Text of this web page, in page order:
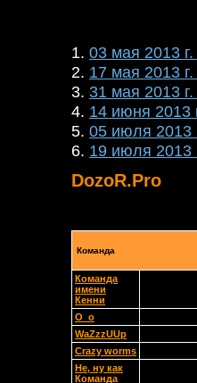
1. 03 мая 2013 г.
2. 17 мая 2013
3. 31 мая 2013
4. 14 июня 2013
5. 05 июля 2013
6. 19 июля 2013
DozoR.Pro
Команда
Команда
имени
Кенни
O_o
WaZzzUUp
Crazy worms
Не, ну как
Команда